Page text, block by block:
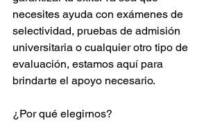
necesites ayuda con exámenes de
selectividad, pruebas de admisión
universitaria o cualquier otro tipo de
evaluación, estamos aquí para
brindarte el apoyo necesario.
¿Por qué elegirnos?